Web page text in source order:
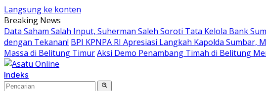
Langsung ke konten
Breaking News
Data Saham Salah Input, Suherman Saleh Soroti Tata Kelola Bank
dengan Tekanan! BPI KPNPA RI Apresiasi Langkah Kapolda
Massa di Belitung TimurAksi Demo Penambang Timah di Belitung
Indeks